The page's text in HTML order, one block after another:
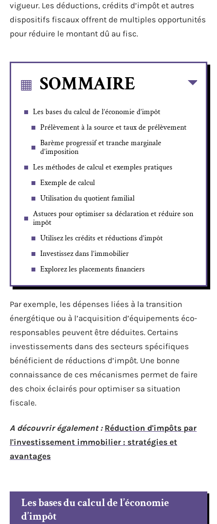
vigueur. Les déductions, crédits d’impôt et autres
dispositifs fiscaux offrent de multiples opportunités
pour réduire le montant dû au fisc.
SOMMAIRE
Les bases du calcul de l’économie d’impôt
Prélèvement à la source et taux de prélèvement
Barème progressif et tranche marginale
d’imposition
Les méthodes de calcul et exemples pratiques
Exemple de calcul
Utilisation du quotient familial
Astuces pour optimiser sa déclaration et réduire son
impôt
Utilisez les crédits et réductions d’impôt
Investissez dans l’immobilier
Explorez les placements financiers
Par exemple, les dépenses liées à la transition
énergétique ou à l’acquisition d’équipements éco-
responsables peuvent être déduites. Certains
investissements dans des secteurs spécifiques
bénéficient de réductions d’impôt. Une bonne
connaissance de ces mécanismes permet de faire
des choix éclairés pour optimiser sa situation
fiscale.
A découvrir également : Réduction d'impôts par
l'investissement immobilier : stratégies et
avantages
Les bases du calcul de l’économie
d’impôt